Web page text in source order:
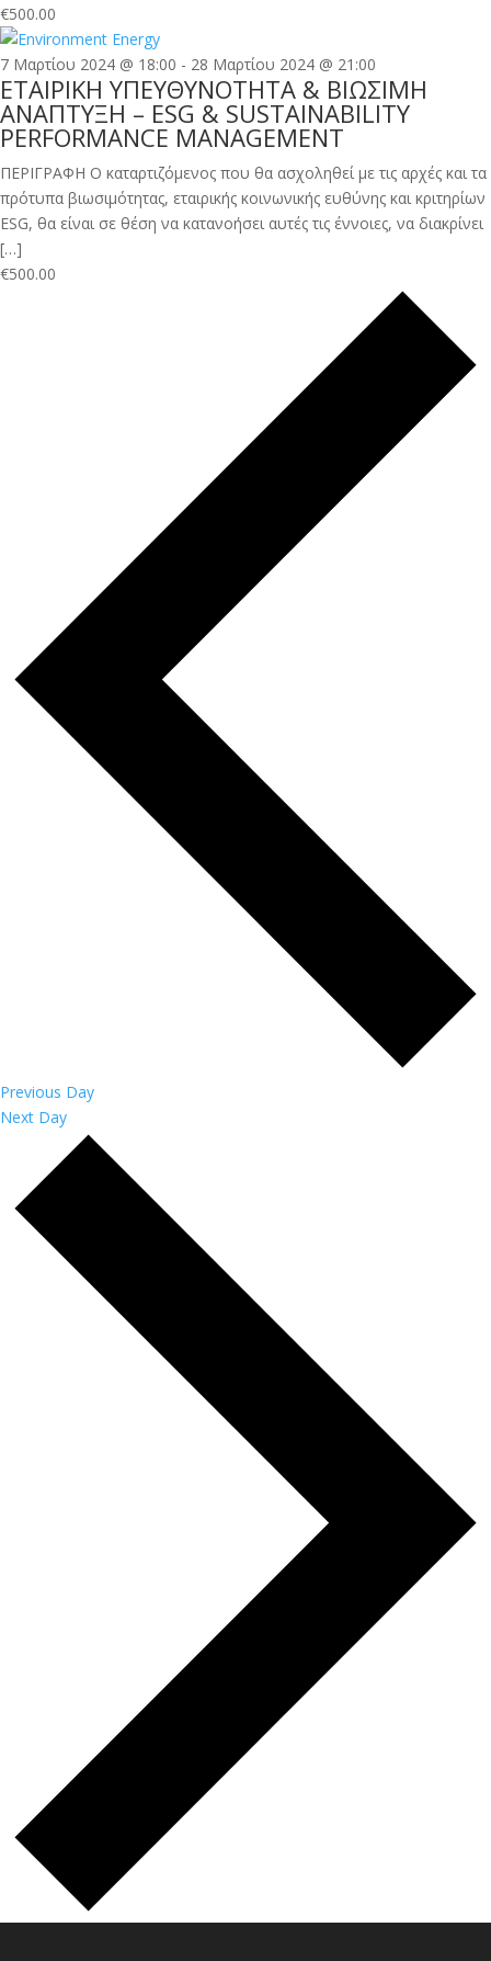
€500.00
7 Μαρτίου 2024 @ 18:00 - 28 Μαρτίου 2024 @ 21:00
ΕΤΑΙΡΙΚΗ ΥΠΕΥΘΥΝΟΤΗΤΑ & ΒΙΩΣΙΜΗ
ΑΝΑΠΤΥΞΗ – ESG & SUSTAINABILITY
PERFORMANCE MANAGEMENT
ΠΕΡΙΓΡΑΦΗ Ο καταρτιζόμενος που θα ασχοληθεί με τις αρχές και τα
πρότυπα βιωσιμότητας, εταιρικής κοινωνικής ευθύνης και κριτηρίων
ESG, θα είναι σε θέση να κατανοήσει αυτές τις έννοιες, να διακρίνει
[…]
€500.00
Previous Day
Next Day